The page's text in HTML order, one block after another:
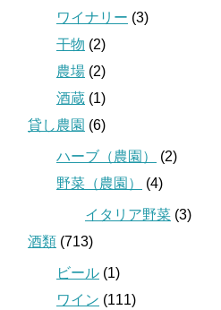
ワイナリー (3)
干物 (2)
農場 (2)
酒蔵 (1)
貸し農園 (6)
ハーブ（農園）
(2)
野菜（農園）
(4)
イタリア野菜 (3)
酒類 (713)
ビール (1)
ワイン (111)